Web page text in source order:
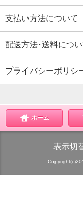
支払い方法について
配送方法･送料につ
プライバシーポリシ
ホーム
表示切